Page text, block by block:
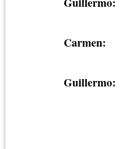
Carmen:
Guillermo: